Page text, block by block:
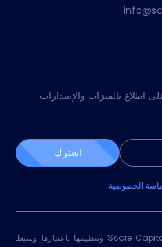
اطلاع بالميزات والإصدارات
اشترك
الخصوصية
تم ترخيص Score Capital Markets Ltd وتنظيمها باعتبارها وسيط